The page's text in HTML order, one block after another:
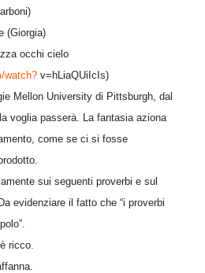
(Giorgia)
occhi cielo
watch? v=hLiaQUiIcIs)
Mellon University di Pittsburgh, dal
voglia passerà. La fantasia aziona
come se ci si fosse
sui seguenti proverbi e sul
evidenziare il fatto che “i proverbi
ricco.